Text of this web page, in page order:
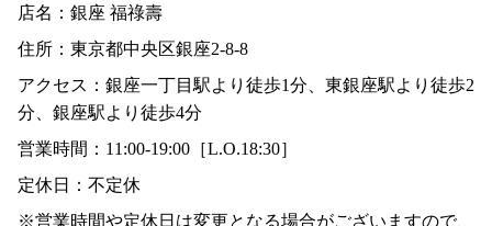
店名：銀座 福祿壽
住所：東京都中央区銀座2-8-8
アクセス：銀座一丁目駅より徒歩1分、東銀座駅より徒歩2
分、銀座駅より徒歩4分
営業時間：11:00-19:00［L.O.18:30］
定休日：不定休
※営業時間や定休日は変更となる場合がございますので、